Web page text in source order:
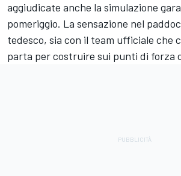
aggiudicate anche la simulazione
pomeriggio. La sensazione nel
tedesco, sia con il team ufficiale che
parta per costruire sui punti di forza